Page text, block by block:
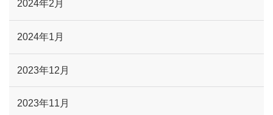
2024年2月
2024年1月
2023年12月
2023年11月